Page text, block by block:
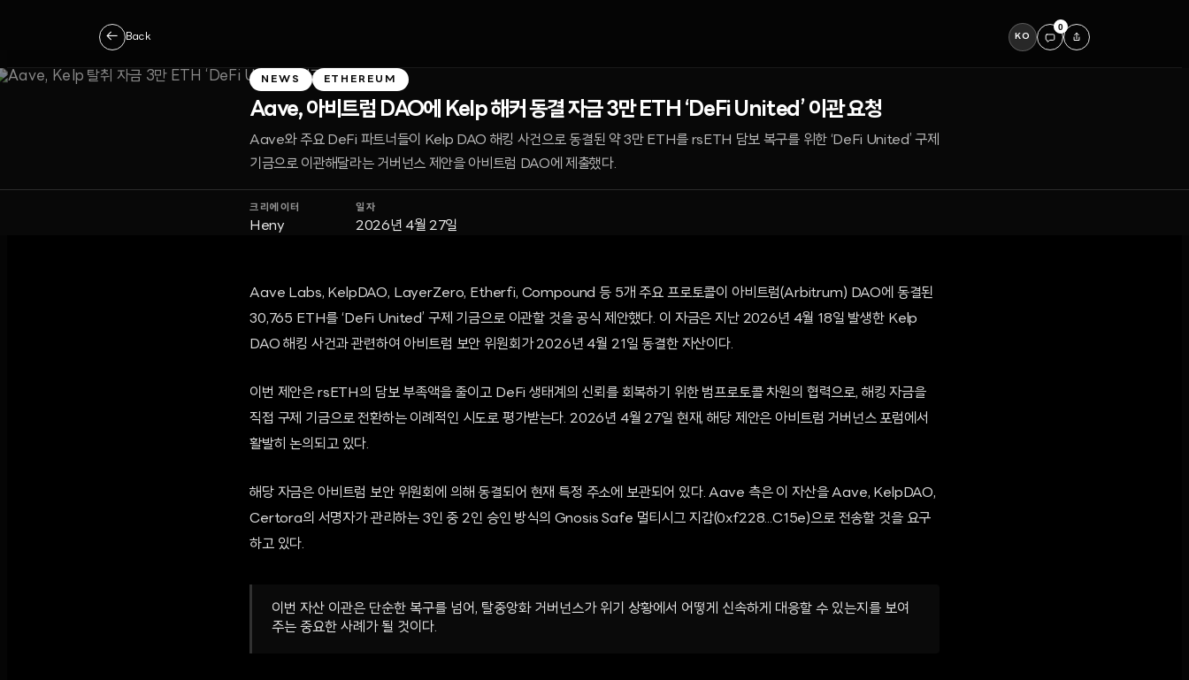
← Back KO
0
NEWS ETHEREUM
Aave, 아비트럼 DAO에 Kelp 해커 동결 자금 3만 ETH ‘DeFi United’ 이관 요청
Aave와 주요 DeFi 파트너들이 Kelp DAO 해킹 사건으로 동결된 약 3만 ETH를 rsETH 담보 복구를 위한 ‘DeFi United’ 구제
기금으로 이관해달라는 거버넌스 제안을 아비트럼 DAO에 제출했다.
크리에이터
Heny
일자
2026년 4월 27일
Aave Labs, KelpDAO, LayerZero, Etherfi, Compound 등 5개 주요 프로토콜이 아비트럼(Arbitrum) DAO에 동결된
30,765 ETH를 ‘DeFi United’ 구제 기금으로 이관할 것을 공식 제안했다. 이 자금은 지난 2026년 4월 18일 발생한 Kelp
DAO 해킹 사건과 관련하여 아비트럼 보안 위원회가 2026년 4월 21일 동결한 자산이다.
이번 제안은 rsETH의 담보 부족액을 줄이고 DeFi 생태계의 신뢰를 회복하기 위한 범프로토콜 차원의 협력으로, 해킹 자금을
직접 구제 기금으로 전환하는 이례적인 시도로 평가받는다. 2026년 4월 27일 현재, 해당 제안은 아비트럼 거버넌스 포럼에서
활발히 논의되고 있다.
해당 자금은 아비트럼 보안 위원회에 의해 동결되어 현재 특정 주소에 보관되어 있다. Aave 측은 이 자산을 Aave, KelpDAO,
Certora의 서명자가 관리하는 3인 중 2인 승인 방식의 Gnosis Safe 멀티시그 지갑(0xf228...C15e)으로 전송할 것을 요구
하고 있다.
이번 자산 이관은 단순한 복구를 넘어, 탈중앙화 거버넌스가 위기 상황에서 어떻게 신속하게 대응할 수 있는지를 보여
주는 중요한 사례가 될 것이다.